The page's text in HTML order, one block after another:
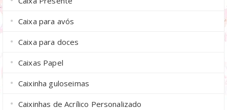
Caixa para avós
Caixa para doces
Caixas Papel
Caixinha guloseimas
Caixinhas de Acrílico Personalizado